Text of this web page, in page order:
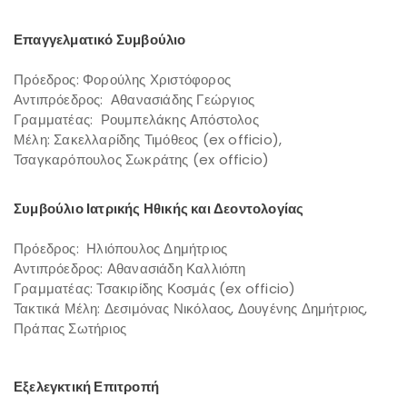
Επαγγελματικό Συμβούλιο
Πρόεδρος: Φορούλης Χριστόφορος
Αντιπρόεδρος: Αθανασιάδης Γεώργιος
Γραμματέας: Ρουμπελάκης Απόστολος
Μέλη: Σακελλαρίδης Τιμόθεος (ex officio),
Τσαγκαρόπουλος Σωκράτης (ex officio)
Συμβούλιο Ιατρικής Ηθικής και Δεοντολογίας
Πρόεδρος: Ηλιόπουλος Δημήτριος
Αντιπρόεδρος: Αθανασιάδη Καλλιόπη
Γραμματέας: Τσακιρίδης Κοσμάς (ex officio)
Τακτικά Μέλη: Δεσιμόνας Νικόλαος, Δουγένης Δημήτριος,
Πράπας Σωτήριος
Εξελεγκτική Επιτροπή